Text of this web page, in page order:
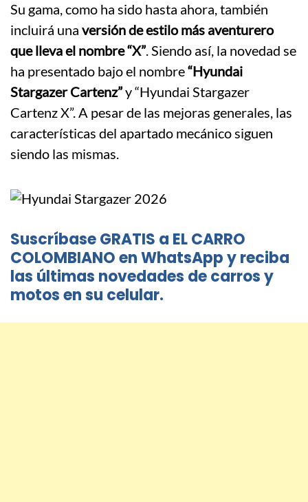
Su gama, como ha sido hasta ahora, también
incluirá una versión de estilo más aventurero
que lleva el nombre “X”. Siendo así, la novedad se
ha presentado bajo el nombre“Hyundai
Stargazer Cartenz”y “Hyundai Stargazer
Cartenz X”. A pesar de las mejoras generales, las
características del apartado mecánico siguen
siendo las mismas.
Suscríbase GRATIS a EL CARRO
COLOMBIANO en WhatsApp y reciba
las últimas novedades de carros y
motos en su celular.